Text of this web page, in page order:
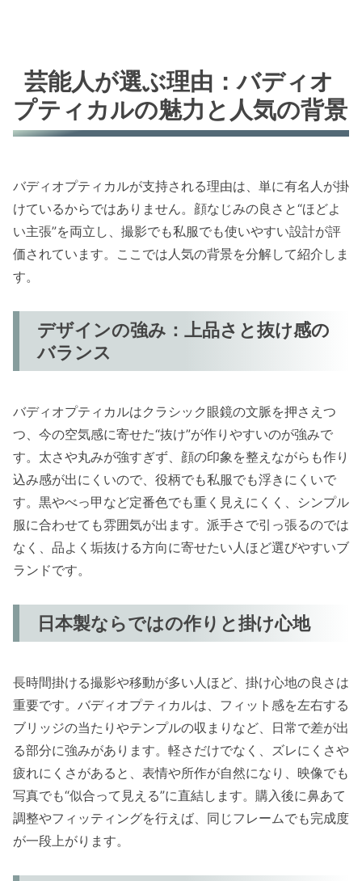
芸能人が選ぶ理由：バディオ
プティカルの魅力と人気の背景
バディオプティカルが支持される理由は、単に有名人が掛
けているからではありません。顔なじみの良さと“ほどよ
い主張”を両立し、撮影でも私服でも使いやすい設計が評
価されています。ここでは人気の背景を分解して紹介しま
す。
デザインの強み：上品さと抜け感の
バランス
バディオプティカルはクラシック眼鏡の文脈を押さえつ
つ、今の空気感に寄せた“抜け”が作りやすいのが強みで
す。太さや丸みが強すぎず、顔の印象を整えながらも作り
込み感が出にくいので、役柄でも私服でも浮きにくいで
す。黒やべっ甲など定番色でも重く見えにくく、シンプル
服に合わせても雰囲気が出ます。派手さで引っ張るのでは
なく、品よく垢抜ける方向に寄せたい人ほど選びやすいブ
ランドです。
日本製ならではの作りと掛け心地
長時間掛ける撮影や移動が多い人ほど、掛け心地の良さは
重要です。バディオプティカルは、フィット感を左右する
ブリッジの当たりやテンプルの収まりなど、日常で差が出
る部分に強みがあります。軽さだけでなく、ズレにくさや
疲れにくさがあると、表情や所作が自然になり、映像でも
写真でも“似合って見える”に直結します。購入後に鼻あて
調整やフィッティングを行えば、同じフレームでも完成度
が一段上がります。